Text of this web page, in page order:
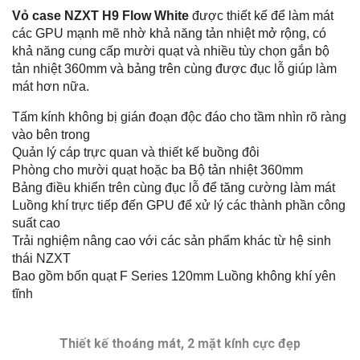
Vỏ case NZXT H9 Flow White được thiết kế để làm mát
các GPU mạnh mẽ nhờ khả năng tản nhiệt mở rộng, có
khả năng cung cấp mười quạt và nhiều tùy chọn gắn bộ
tản nhiệt 360mm và bảng trên cùng được đục lỗ giúp làm
mát hơn nữa.
Tấm kính không bị gián đoạn độc đáo cho tầm nhìn rõ ràng
vào bên trong
Quản lý cáp trực quan và thiết kế buồng đôi
Phòng cho mười quạt hoặc ba Bộ tản nhiệt 360mm
Bảng điều khiển trên cùng đục lỗ để tăng cường làm mát
Luồng khí trực tiếp đến GPU để xử lý các thành phần công
suất cao
Trải nghiệm nâng cao với các sản phẩm khác từ hệ sinh
thái NZXT
Bao gồm bốn quạt F Series 120mm Luồng không khí yên
tĩnh
Thiết kế thoáng mát, 2 mặt kính cực đẹp